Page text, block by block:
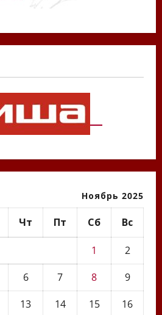
Ноябрь 2025
Чт Пт Сб Вс
1
2
6 7 8
9
13 14 15
16